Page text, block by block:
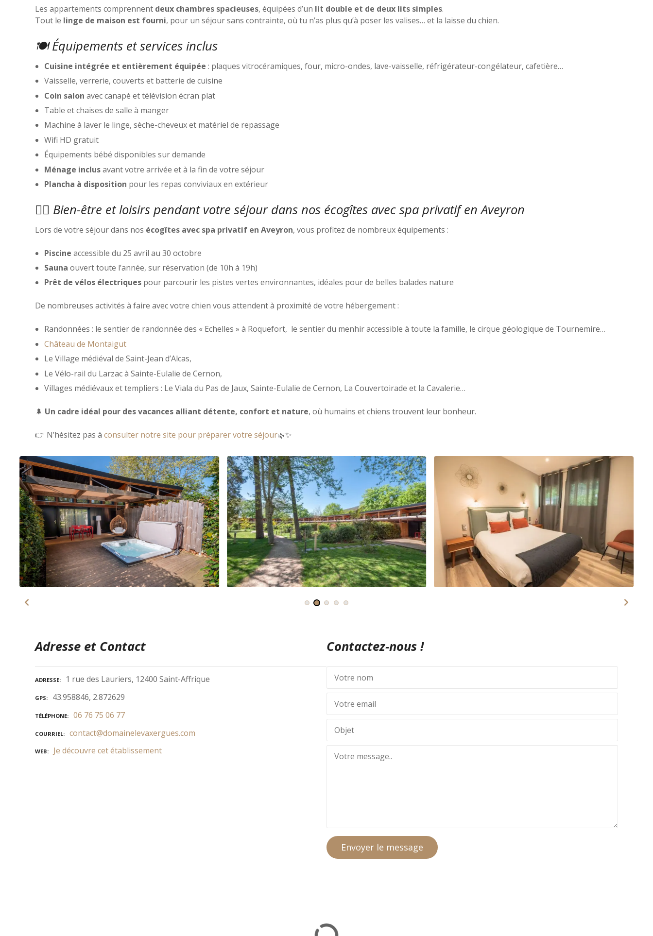
Les appartements comprennent deux chambres spacieuses, équipées d’un lit double et de deux lits simples.
Tout le linge de maison est fourni, pour un séjour sans contrainte, où tu n’as plus qu’à poser les valises… et la laisse du chien.
🍽️ Équipements et services inclus
Cuisine intégrée et entièrement équipée : plaques vitrocéramiques, four, micro-ondes, lave-vaisselle, réfrigérateur-congélateur, cafetière…
Vaisselle, verrerie, couverts et batterie de cuisine
Coin salon avec canapé et télévision écran plat
Table et chaises de salle à manger
Machine à laver le linge, sèche-cheveux et matériel de repassage
Wifi HD gratuit
Équipements bébé disponibles sur demande
Ménage inclusavant votre arrivée et à la fin de votre séjour
Plancha à disposition pour les repas conviviaux en extérieur
💆‍♀️ Bien-être et loisirs pendant votre séjour dans nos écogîtes avec spa privatif en Aveyron
Lors de votre séjour dans nos écogîtes avec spa privatif en Aveyron, vous profitez de nombreux équipements :
Piscine accessible du 25 avril au 30 octobre
Sauna ouvert toute l’année, sur réservation (de 10h à 19h)
Prêt de vélos électriques pour parcourir les pistes vertes environnantes, idéales pour de belles balades nature
De nombreuses activités à faire avec votre chien vous attendent à proximité de votre hébergement :
Randonnées : le sentier de randonnée des « Echelles » à Roquefort, le sentier du menhir accessible à toute la famille, le cirque géologique de Tournemire…
Château de Montaigut
Le Village médiéval de Saint-Jean d’Alcas,
Le Vélo-rail du Larzac à Sainte-Eulalie de Cernon,
Villages médiévaux et templiers : Le Viala du Pas de Jaux, Sainte-Eulalie de Cernon, La Couvertoirade et la Cavalerie…
🌲 Un cadre idéal pour des vacances alliant détente, confort et nature, où humains et chiens trouvent leur bonheur.
👉 N’hésitez pas à consulter notre site pour préparer votre séjour🌿✨
Adresse et Contact
ADRESSE 1 rue des Lauriers, 12400 Saint-Affrique
GPS 43.958846, 2.872629
TÉLÉPHONE 06 76 75 06 77
COURRIEL contact@domainelevaxergues.com
WEB Je découvre cet établissement
Contactez-nous !
Envoyer le message